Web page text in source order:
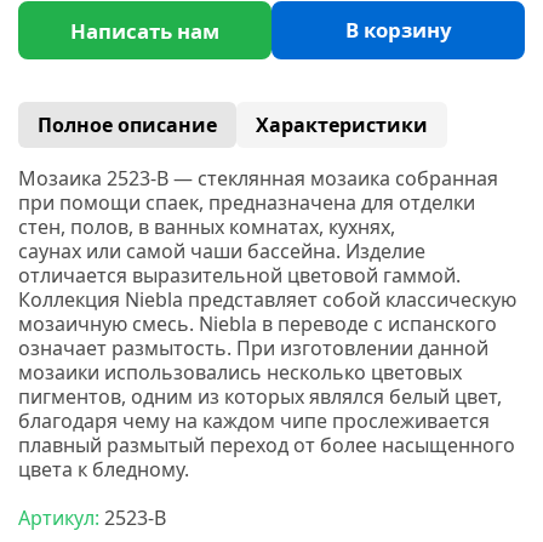
Написать нам В корзину
Полное описание
Характеристики
Мозаика 2523-В — стеклянная мозаика собранная
при помощи спаек, предназначена для отделки
стен, полов, в ванных комнатах, кухнях,
саунах или самой чаши бассейна. Изделие
отличается выразительной цветовой гаммой.
Коллекция Niebla представляет собой классическую
мозаичную смесь. Niebla в переводе с испанского
означает размытость. При изготовлении данной
мозаики использовались несколько цветовых
пигментов, одним из которых являлся белый цвет,
благодаря чему на каждом чипе прослеживается
плавный размытый переход от более насыщенного
цвета к бледному.
Артикул: 2523-В